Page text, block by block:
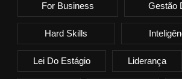
For Business Gestão
Hard Skills
Lei Do Estágio Liderança